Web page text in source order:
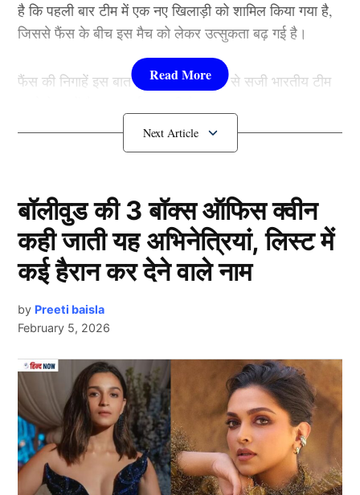
है कि पहली बार टीम में एक नए खिलाड़ी को शामिल किया गया है,
जिससे फैंस के बीच इस मैच को लेकर उत्सुकता बढ़ गई है।
फैंस की निगाहें इस बात पर होंगी कि युवाओं से सजी भारतीय टीम
IND vs WI सीरीज के पहले टेस्ट में ये
भारत-वेस्टइंडीज (IND vs WI) टेस्ट सीरीज के पहले मैच में
जिस खिलाड़ी को पहली बार टीम में शामिल किया गया है वो कोई
और नहीं बल्कि
नारायण जगदीशनहैं। जगदीशन का प्रथम श्रेणी
करियर उनकी शानदार बल्लेबाजी के लिए जाना जाता है।
Next Article
बॉलीवुड की 3 बॉक्स ऑफिस क्वीन
कही जाती यह अभिनेत्रियां, लिस्ट में
कई हैरान कर देने वाले नाम
by Preeti baisla
February 5, 2026